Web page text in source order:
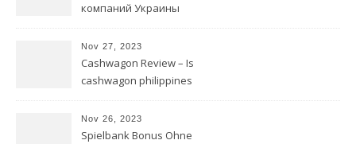
пополнением
компаний Украины
Nov 27, 2023
Cashwagon Review – Is
cashwagon philippines
you?
Nov 26, 2023
Spielbank Bonus Ohne